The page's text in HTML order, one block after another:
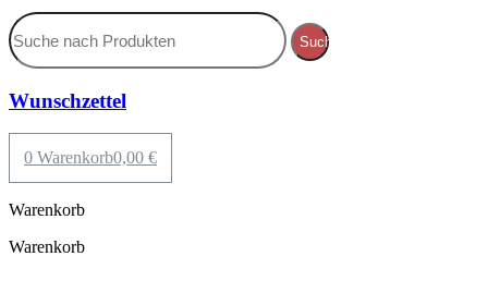
Suche
Wunschzettel
0,00 €
0 Warenkorb
Warenkorb
Warenkorb